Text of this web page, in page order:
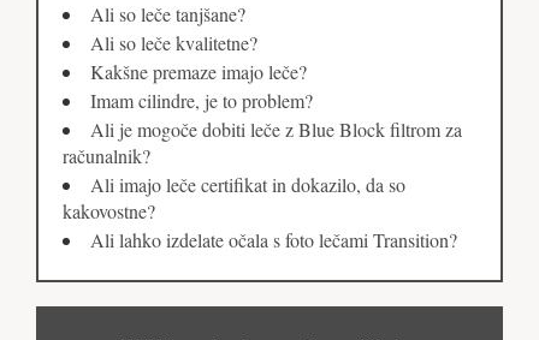
Ali so leče tanjšane?
Ali so leče kvalitetne?
Kakšne premaze imajo leče?
Imam cilindre, je to problem?
Ali je mogoče dobiti leče z Blue Block filtrom za
računalnik?
Ali imajo leče certifikat in dokazilo, da so
kakovostne?
Ali lahko izdelate očala s foto lečami Transition?